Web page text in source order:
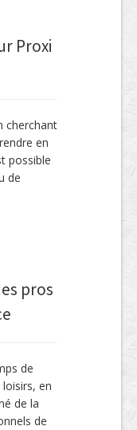
Proxi
cherchant
en
possible
de
pros
de
en
de la
de